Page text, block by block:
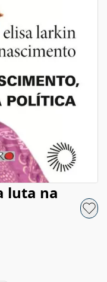
luta na